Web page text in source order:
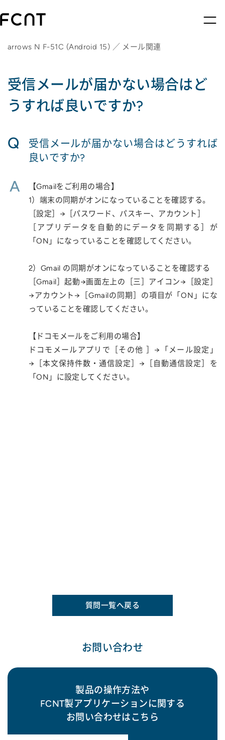
arrows N F-51C (Android 15) ／ メール関連
受信メールが届かない場合はど
うすれば良いですか?
Q
受信メールが届かない場合はどうすれば
良いですか?
A
【Gmailをご利用の場合】
1）端末の同期がオンになっていることを確認する。
［設定］→［パスワード、パスキー、アカウント］
［アプリデータを自動的にデータを同期する］が
「ON」になっていることを確認してください。
2）Gmail の同期がオンになっていることを確認する
［Gmail］起動→画面左上の［三］アイコン→［設定］
→アカウント→［Gmailの同期］の項目が「ON」にな
っていることを確認してください。
【ドコモメールをご利用の場合】
ドコモメールアプリで［その他 ］→「メール設定」
→［本文保持件数・通信設定］→［自動通信設定］を
「ON」に設定してください。
質問一覧へ戻る
お問い合わせ
製品の操作方法や
FCNT製アプリケーションに関する
お問い合わせはこちら